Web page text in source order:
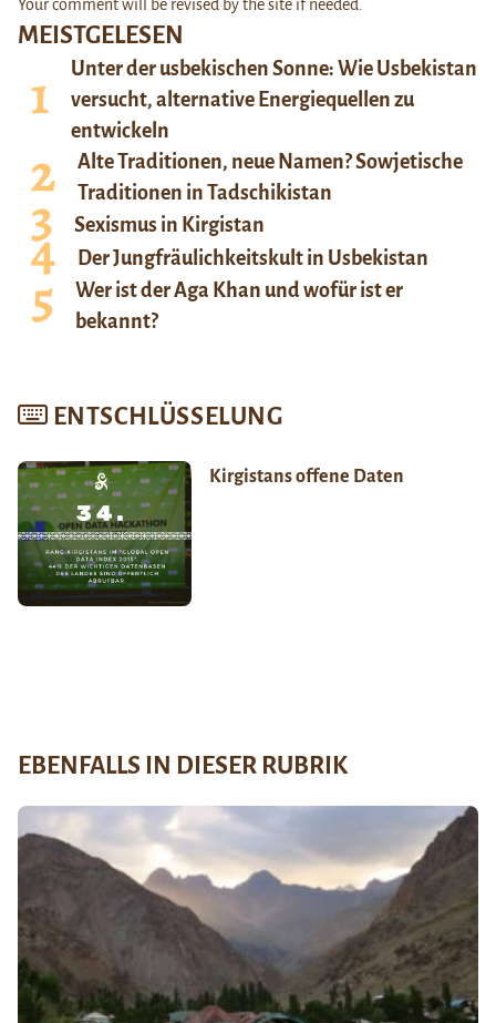
MEISTGELESEN
Unter der usbekischen Sonne: Wie Usbekistan
versucht, alternative Energiequellen zu
entwickeln
Alte Traditionen, neue Namen? Sowjetische
Traditionen in Tadschikistan
Sexismus in Kirgistan
Der Jungfräulichkeitskult in Usbekistan
Wer ist der Aga Khan und wofür ist er
bekannt?
ENTSCHLÜSSELUNG
Kirgistans offene Daten
Your comment will be revised by the site if needed.
EBENFALLS IN DIESER RUBRIK